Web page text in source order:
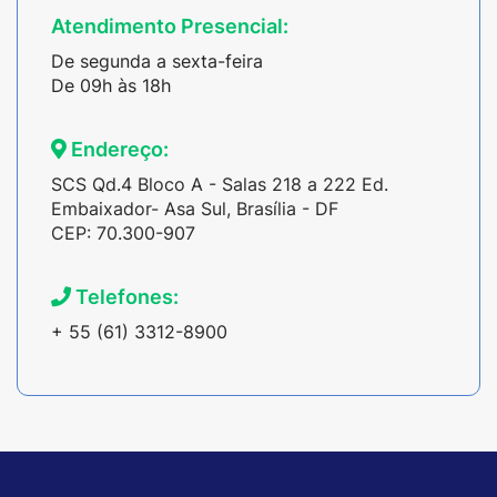
Atendimento Presencial:
De segunda a sexta-feira
De 09h às 18h
Endereço:
SCS Qd.4 Bloco A - Salas 218 a 222 Ed.
Embaixador- Asa Sul, Brasília - DF
CEP: 70.300-907
Telefones:
+ 55 (61) 3312-8900